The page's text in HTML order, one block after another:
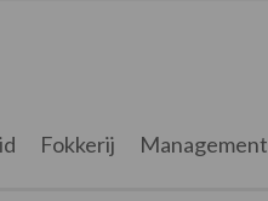
Fokkerij Management